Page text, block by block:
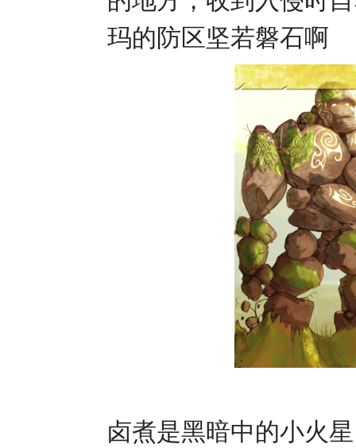
玛的防区坚若磐石啊
卤煮是黑暗中的小火